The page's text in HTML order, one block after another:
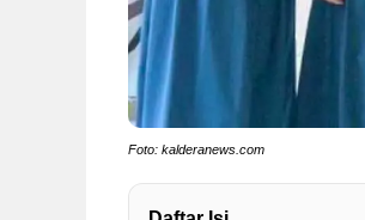
Foto: kalderanews.com